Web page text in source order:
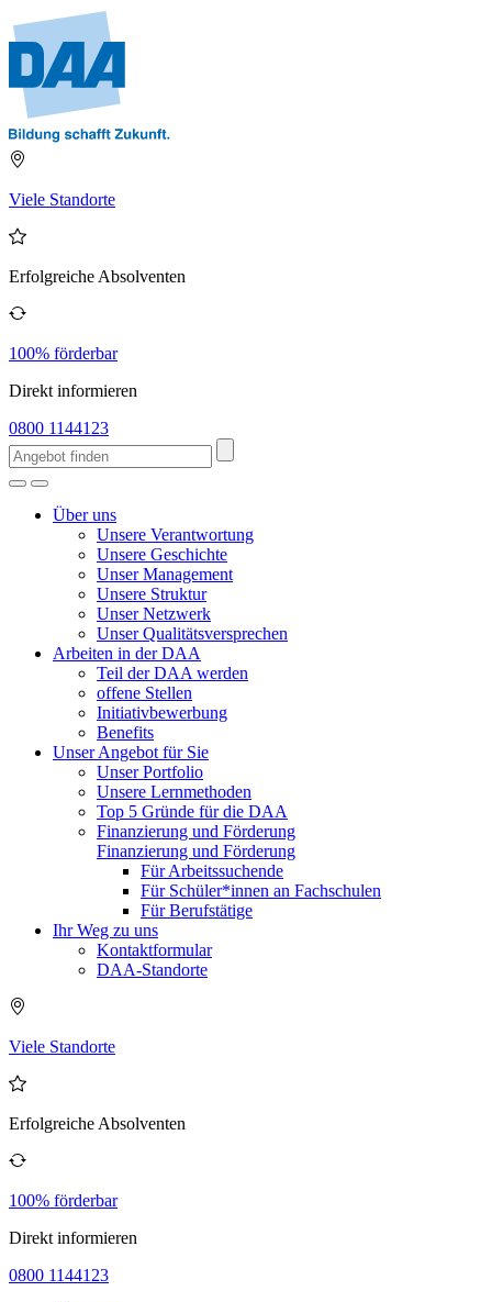
Viele Standorte
Erfolgreiche Absolventen
100% förderbar
Direkt informieren
0800 1144123
Über uns
Unsere Verantwortung
Unsere Geschichte
Unser Management
Unsere Struktur
Unser Netzwerk
Unser Qualitätsversprechen
Arbeiten in der DAA
Teil der DAA werden
offene Stellen
Initiativbewerbung
Benefits
Unser Angebot für Sie
Unser Portfolio
Unsere Lernmethoden
Top 5 Gründe für die DAA
Finanzierung und Förderung
Finanzierung und Förderung
Für Arbeitssuchende
Für Schüler*innen an Fachschulen
Für Berufstätige
Ihr Weg zu uns
Kontaktformular
DAA-Standorte
Viele Standorte
Erfolgreiche Absolventen
100% förderbar
Direkt informieren
0800 1144123